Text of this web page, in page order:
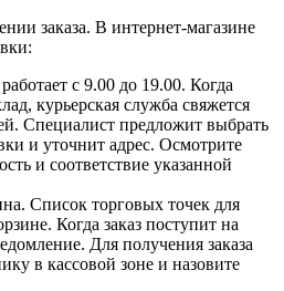
заказа. В интернет-магазине
с 9.00 до 19.00. Когда
курьерская служба свяжется
Специалист предложит выбрать
и уточнит адрес. Осмотрите
и соответствие указанной
Список торговых точек для
Когда заказ поступит на
Для получения заказа
в кассовой зоне и назовите